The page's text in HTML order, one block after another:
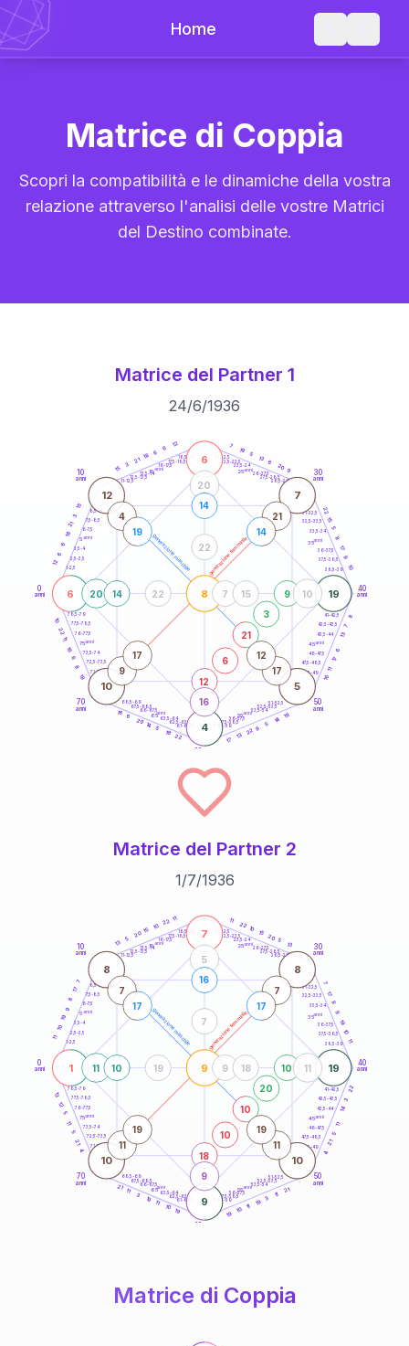
Home
Matrice di Coppia
Scopri la compatibilità e le dinamiche della vostra
relazione attraverso l'analisi delle vostre Matrici
del Destino combinate.
Matrice del Partner 1
24/6/1936
generazione maschile generazione femminile
0
anni
10
anni
30
anni
40
anni
50
anni
60
70
anni
1-2,5
2,5-3,5
3,5-4
6-7,5
7,5-8,5
8,5-9
11-12,5
12,5-13,5
13,5-14
16-17,5
17,5-18,5
18,5-19
21-22,5
22,5-23,5
23,5-24
26-27,5
27,5-28,5
28,5-29
31-32,5
32,5-33,5
33,5-34
36-37,5
37,5-38,5
38,5-39
41-42,5
42,5-43,5
43,5-44
46-47,5
47,5-48,5
48,5-49
51-52,5
52,5-53,5
53,5-54
56-57,5
57,5-58,5
58,5-59
61-62,5
62,5-63,5
63,5-64
66-67,5
67,5-68,5
68,5-69
71-72,5
72,5-73,5
73,5-74
76-77,5
77,5-78,5
78,5-79
12
6
6
18
21
3
15
15
3
21
18
6
6
12 7
19 5
13
6
20
9
22
15
5
8
17
9
10
8
7
13
6
17
11
16
19
14
5
9
22
13
17
22
18
5
14
20
6
16
18
8
6
16
11
22
10
6
6
19
4
8
12 7
10 5
12
6
21
3
9
20
20
10
16
14
14
7 15
22
22
4
19
21
14
9
17
17
12
5anni
15 anni 25anni
35anni
45anni
55anni
65anni
75anni
Matrice del Partner 2
1/7/1936
generazione maschile generazione femminile
0
anni
10
anni
30
anni
40
anni
50
anni
60
70
anni
1-2,5
2,5-3,5
3,5-4
6-7,5
7,5-8,5
8,5-9
11-12,5
12,5-13,5
13,5-14
16-17,5
17,5-18,5
18,5-19 21-22,5
22,5-23,5
23,5-24
26-27,5
27,5-28,5
28,5-29
31-32,5
32,5-33,5
33,5-34
36-37,5
37,5-38,5
38,5-39
41-42,5
42,5-43,5
43,5-44
46-47,5
47,5-48,5
48,5-49
51-52,5
52,5-53,5
53,5-54
56-57,5
57,5-58,5
58,5-59
61-62,5
62,5-63,5
63,5-64
66-67,5
67,5-68,5
68,5-69
71-72,5
72,5-73,5
73,5-74
76-77,5
77,5-78,5
78,5-79
11
10
19
9
8
17
7
13
5
20
15
10
22 11 11
22 10
15
20 5
13
7
17
8
9
19
10
11
22
3
14
11
5
21
4
21
11
3
19
11
10
19
19
10
11
19
3
11
21
4
21
5
11
5
12
13
1
7
19
9
9
8 8
10 10
18
10
10
20
10
11
5
11
9
10
16
9 18
19
7
7
17
7
17
11
19
11
19
5anni
15 anni 25anni
35anni
45anni
55anni
65anni
75anni
Matrice di Coppia